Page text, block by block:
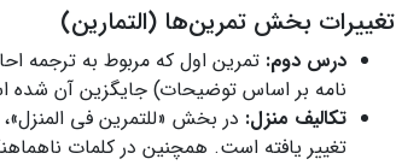
تغییرات بخش تمرین‌ها (التمارين)
درس دوم: تمرین اول که مربوط به ترجمه
نامه بر اساس توضیحات) جایگزین آن
تکالیف منزل: در بخش «للتمرين في
تغییر یافته است. همچنین در کلمات